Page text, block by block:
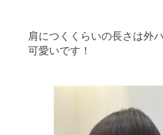
肩につくくらいの長さは外
可愛いです！